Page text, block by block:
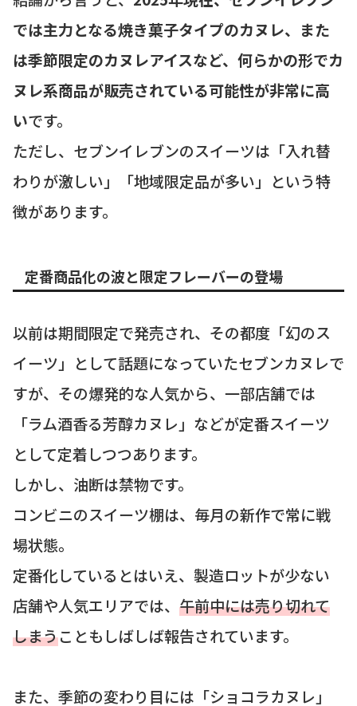
では主力となる焼き菓子タイプのカヌレ、また
は季節限定のカヌレアイスなど、何らかの形でカ
ヌレ系商品が販売されている可能性が非常に高
いです。
ただし、セブンイレブンのスイーツは「入れ替
わりが激しい」「地域限定品が多い」という特
徴があります。
定番商品化の波と限定フレーバーの登場
以前は期間限定で発売され、その都度「幻のス
イーツ」として話題になっていたセブンカヌレで
すが、その爆発的な人気から、一部店舗では
「ラム酒香る芳醇カヌレ」などが定番スイーツ
として定着しつつあります。
しかし、油断は禁物です。
コンビニのスイーツ棚は、毎月の新作で常に戦
場状態。
定番化しているとはいえ、製造ロットが少ない
店舗や人気エリアでは、 午前中には売り切れて
しまうこともしばしば報告されています。
また、季節の変わり目には「ショコラカヌレ」